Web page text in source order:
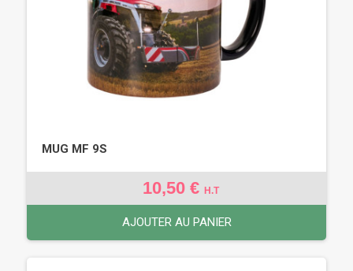
MUG MF 9S
10,50 € H.T
AJOUTER AU PANIER